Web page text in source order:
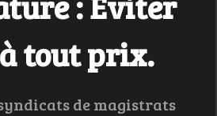
tout prix.
de magistrats